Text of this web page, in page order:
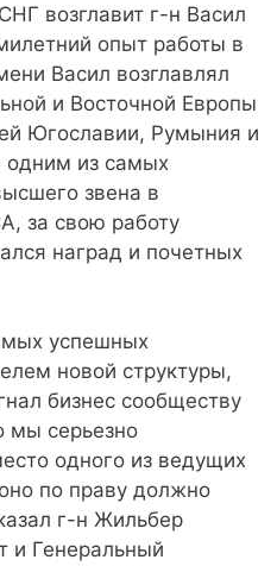
возглавит г-н Васил
опыт работы в
Васил возглавлял
и Восточной Европы
Югославии, Румыния и
одним из самых
звена в
за свою работу
наград и почетных
успешных
новой структуры,
бизнес сообществу
мы серьезно
одного из ведущих
по праву должно
г-н Жильбер
и Генеральный